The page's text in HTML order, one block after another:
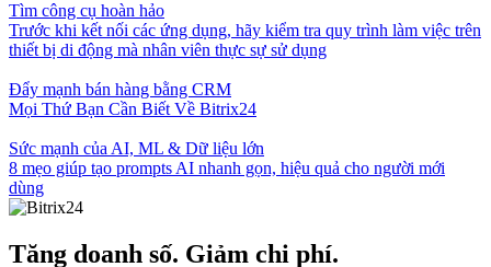
Tìm công cụ hoàn hảo
Trước khi kết nối các ứng dụng, hãy kiểm tra quy trình làm việc trên
thiết bị di động mà nhân viên thực sự sử dụng
Đẩy mạnh bán hàng bằng CRM
Mọi Thứ Bạn Cần Biết Về Bitrix24
Sức mạnh của AI, ML & Dữ liệu lớn
8 mẹo giúp tạo prompts AI nhanh gọn, hiệu quả cho người mới
dùng
Tăng doanh số. Giảm chi phí.